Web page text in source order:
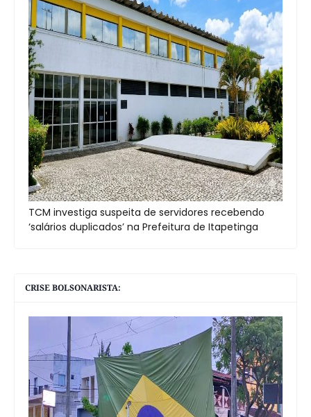
TCM investiga suspeita de servidores recebendo
‘salários duplicados’ na Prefeitura de Itapetinga
CRISE BOLSONARISTA: